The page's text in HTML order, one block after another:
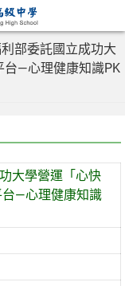
部委託國立成功大
台—心理健康知識PK
大學營運「心快
—心理健康知識